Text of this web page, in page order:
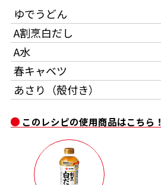
旨さ、別格。だし屋の鍋
サッと鍋®
おいしいレシピを商品から探す
かつお節レシピ
割烹白だしレシピ
かつお節・だしを楽しむ
だしコミュ
採用情報
- ジョブリターン制
Global
このレシピの使用商品はこちら！
ゆでうどん
A割烹白だし
A水
春キャベツ
あさり（殻付き）